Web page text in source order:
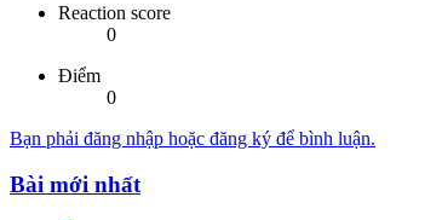
Reaction score
0
Điểm
0
Bạn phải đăng nhập hoặc đăng ký để bình luận.
Bài mới nhất